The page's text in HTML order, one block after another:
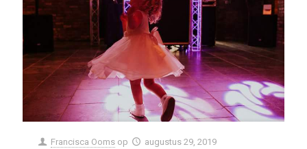
Francisca Ooms op augustus 29, 2019